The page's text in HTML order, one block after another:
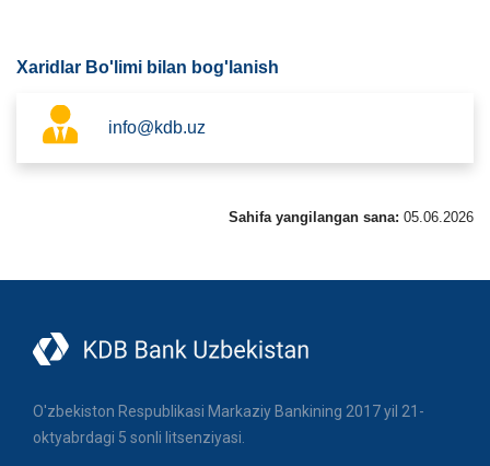
Xaridlar Bo'limi bilan bog'lanish
info@kdb.uz
Sahifa yangilangan sana: 05.06.2026
O'zbekiston Respublikasi Markaziy Bankining 2017 yil 21-
oktyabrdagi 5 sonli litsenziyasi.